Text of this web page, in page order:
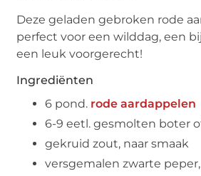
Deze geladen gebroken rode
perfect voor een wilddag, een
een leuk voorgerecht!
Ingrediënten
6 pond. rode aardappelen
6-9 eetl. gesmolten boter
gekruid zout, naar smaak
versgemalen zwarte